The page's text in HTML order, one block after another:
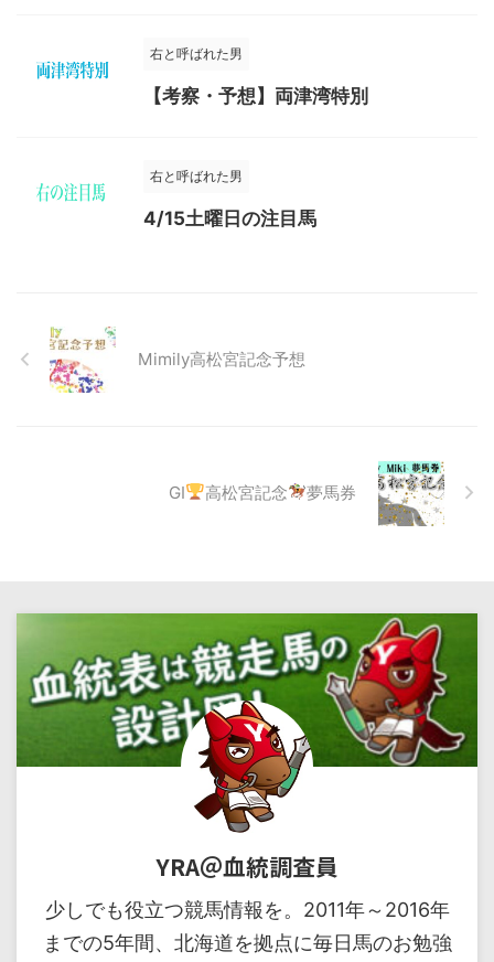
右と呼ばれた男
【考察・予想】両津湾特別
右と呼ばれた男
4/15土曜日の注目馬
Mimily高松宮記念予想
GI 高松宮記念 夢馬券
YRA＠血統調査員
少しでも役立つ競馬情報を。2011年～2016年
までの5年間、北海道を拠点に毎日馬のお勉強